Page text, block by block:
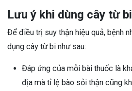
Lưu ý khi dùng cây từ
Để điều trị suy thận hiệu quả, bệnh
dụng cây từ bi như sau:
Đáp ứng của mỗi bài thuốc là
địa mà tỉ lệ bào sỏi thận cũng